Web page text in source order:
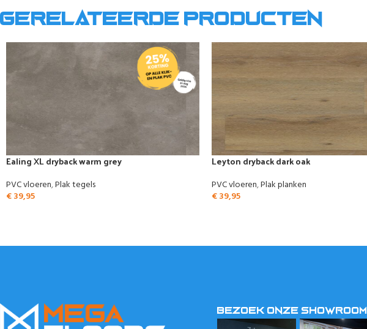
Gerelateerde producten
Ealing XL dryback warm grey
PVC vloeren,Plak tegels
€39,95
Leyton dryback dark oak
PVC vloeren,Plak planken
€39,95
BEZOEK ONZE SHOWROOM